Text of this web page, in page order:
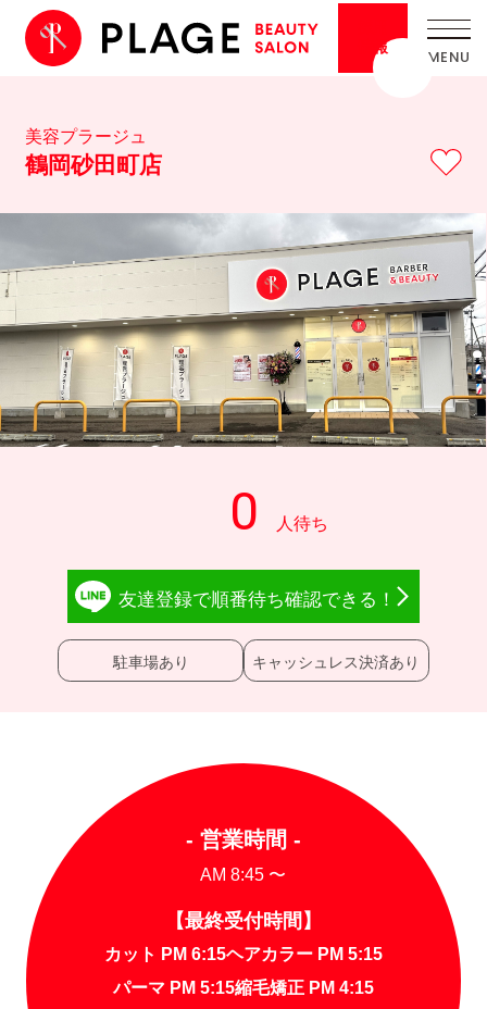
情報
美容プラージュ
鶴岡砂田町店
駐車場あり キャッシュレス決済あり
友達登録で順番待ち確認できる！
- 営業時間 -
AM 8:45 〜
【最終受付時間】
カット PM 6:15ヘアカラー PM 5:15
パーマ PM 5:15縮毛矯正 PM 4:15